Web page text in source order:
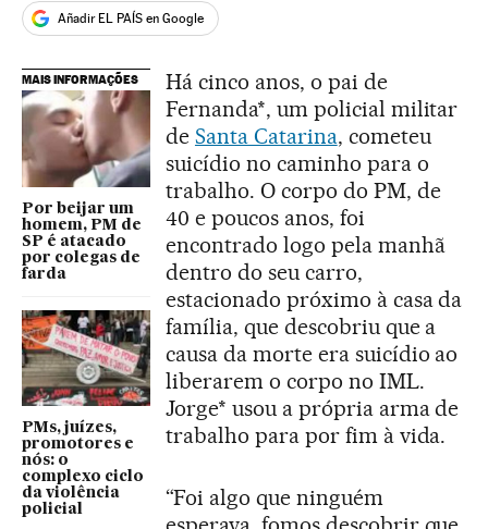
Añadir EL PAÍS en Google
MAIS INFORMAÇÕES
Por beijar um
homem, PM de
SP é atacado
por colegas de
farda
PMs, juízes,
promotores e
nós: o
complexo ciclo
da violência
policial
Há cinco anos, o pai de
Fernanda*, um policial militar
de Santa Catarina, cometeu
suicídio no caminho para o
trabalho. O corpo do PM, de
40 e poucos anos, foi
encontrado logo pela manhã
dentro do seu carro,
estacionado próximo à casa da
família, que descobriu que a
causa da morte era suicídio ao
liberarem o corpo no IML.
Jorge* usou a própria arma de
trabalho para por fim à vida.
“Foi algo que ninguém